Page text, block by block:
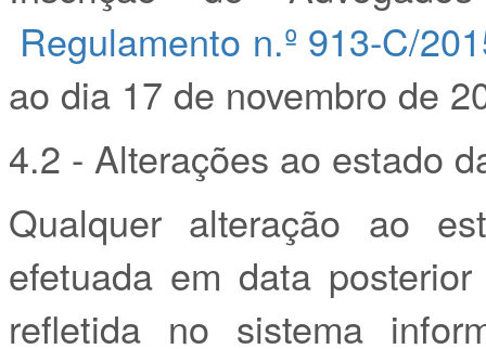
Regulamento n.º 913-C/
ao dia 17 de novembro de
4.2 - Alterações ao estado
Qualquer alteração ao
efetuada em data
refletida no sistema